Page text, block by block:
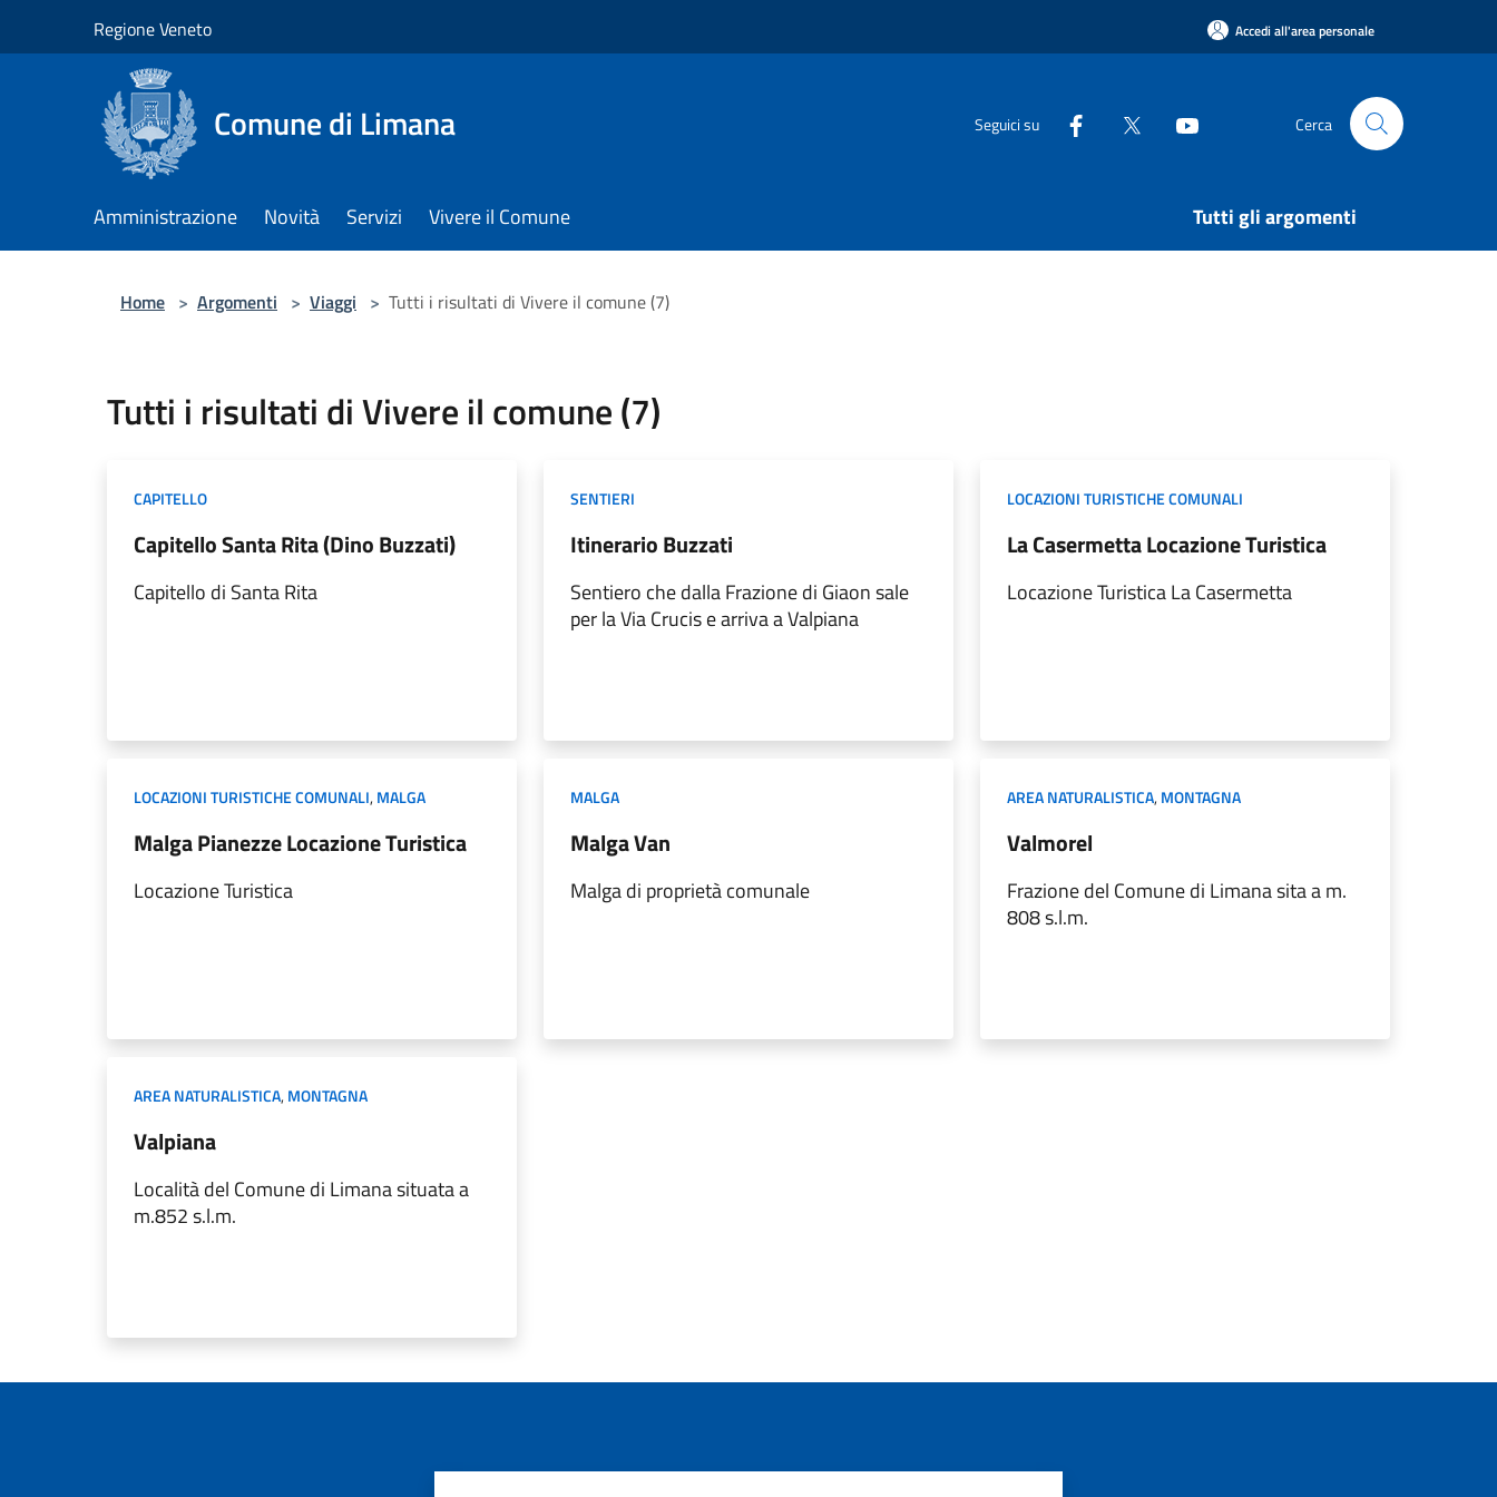
Regione Veneto Accedi all'area personale
Comune di Limana Seguici su Cerca
Amministrazione Novità Servizi Vivere il Comune Tutti gli argomenti
Home > Argomenti > Viaggi > Tutti i risultati di Vivere il comune (7)
Tutti i risultati di Vivere il comune (7)
CAPITELLO
Capitello Santa Rita (Dino Buzzati)
Capitello di Santa Rita
SENTIERI
Itinerario Buzzati
Sentiero che dalla Frazione di Giaon sale
per la Via Crucis e arriva a Valpiana
LOCAZIONI TURISTICHE COMUNALI
La Casermetta Locazione Turistica
Locazione Turistica La Casermetta
LOCAZIONI TURISTICHE COMUNALI,MALGA
Malga Pianezze Locazione Turistica
Locazione Turistica
MALGA
Malga Van
Malga di proprietà comunale
AREA NATURALISTICA,MONTAGNA
Valmorel
Frazione del Comune di Limana sita a m.
808 s.l.m.
AREA NATURALISTICA,MONTAGNA
Valpiana
Località del Comune di Limana situata a
m.852 s.l.m.